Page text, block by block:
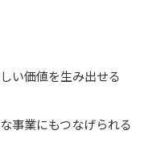
い価値を生み出せる
事業にもつなげられる